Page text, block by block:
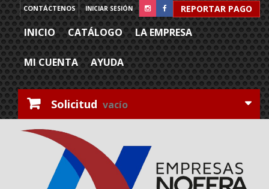
REPORTAR PAGO
INICIAR SESIÓN
CONTÁCTENOS
INICIO CATÁLOGO LA EMPRESA
MI CUENTA AYUDA
Solicitud vacío